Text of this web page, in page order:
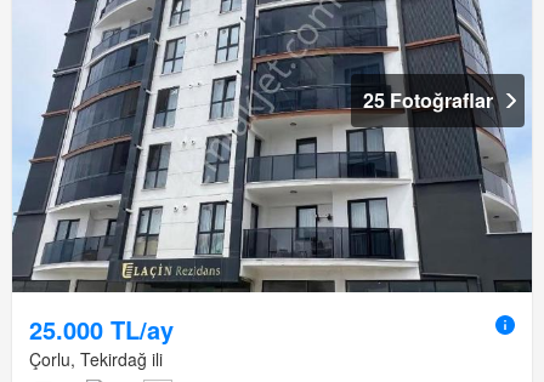
25 Fotoğraflar
25.000 TL/ay
Çorlu, Tekirdağ ili